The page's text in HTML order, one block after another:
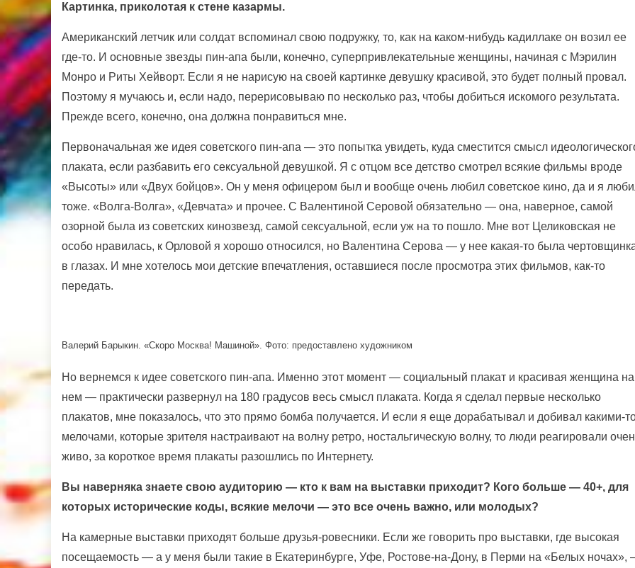
Картинка, приколотая к стене казармы.
Американский летчик или солдат вспоминал свою подружку, то, как на каком-нибудь кадиллаке он возил ее
где-то. И основные звезды пин-апа были, конечно, суперпривлекательные женщины, начиная с Мэрилин
Монро и Риты Хейворт. Если я не нарисую на своей картинке девушку красивой, это будет полный провал.
Поэтому я мучаюсь и, если надо, перерисовываю по несколько раз, чтобы добиться искомого результата.
Прежде всего, конечно, она должна понравиться мне.
Первоначальная же идея советского пин-апа — это попытка увидеть, куда сместится смысл
плаката, если разбавить его сексуальной девушкой. Я с отцом все детство смотрел всякие фильмы вроде
«Высоты» или «Двух бойцов». Он у меня офицером был и вообще очень любил советское кино, да и я
тоже. «Волга-Волга», «Девчата» и прочее. С Валентиной Серовой обязательно — она, наверное, самой
озорной была из советских кинозвезд, самой сексуальной, если уж на то пошло. Мне вот Целиковская не
особо нравилась, к Орловой я хорошо относился, но Валентина Серова — у нее какая-то была
в глазах. И мне хотелось мои детские впечатления, оставшиеся после просмотра этих фильмов, как-то
передать.
Валерий Барыкин. «Скоро Москва! Машиной». Фото: предоставлено художником
Но вернемся к идее советского пин-апа. Именно этот момент — социальный плакат и красивая женщина на
нем — практически развернул на 180 градусов весь смысл плаката. Когда я сделал первые несколько
плакатов, мне показалось, что это прямо бомба получается. И если я еще дорабатывал и добивал какими-
мелочами, которые зрителя настраивают на волну ретро, ностальгическую волну, то люди реагировали
живо, за короткое время плакаты разошлись по Интернету.
Вы наверняка знаете свою аудиторию — кто к вам на выставки приходит? Кого больше — 40+, для
которых исторические коды, всякие мелочи — это все очень важно, или молодых?
На камерные выставки приходят больше друзья-ровесники. Если же говорить про выставки, где высокая
посещаемость — а у меня были такие в Екатеринбурге, Уфе, Ростове-на-Дону, в Перми на «Белых ночах»,